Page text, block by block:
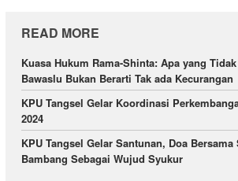
READ MORE
Kuasa Hukum Rama-Shinta: Apa yang
Bawaslu Bukan Berarti Tak ada Kecurangan
KPU Tangsel Gelar Koordinasi
2024
KPU Tangsel Gelar Santunan, Doa Bersama
Bambang Sebagai Wujud Syukur